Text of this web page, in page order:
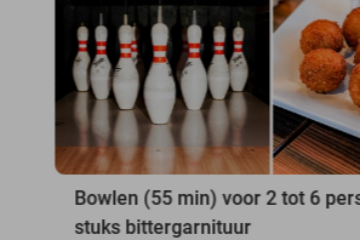
Bowlen (55 min) voor 2 tot 6
stuks bittergarnituur